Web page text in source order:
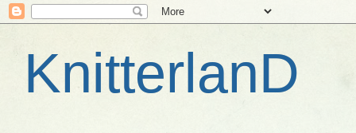
KnitterlanD